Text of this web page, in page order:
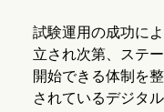
試験運用の成功に
立され次第、ステ
開始できる体制を
されているデジタ